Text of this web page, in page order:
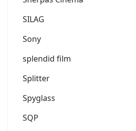
SILAG
Sony
splendid film
Splitter
Spyglass
SQP